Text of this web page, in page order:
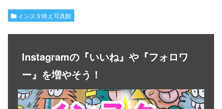
インスタ映え写真館
Instagramの『いいね』や『フォロワ
ー』を増やそう！